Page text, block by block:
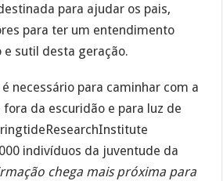
para ajudar os pais,
para ter um entendimento
sutil desta geração.
necessário para caminhar com a
da escuridão e para luz de
indivíduos da juventude da
chega mais próxima para